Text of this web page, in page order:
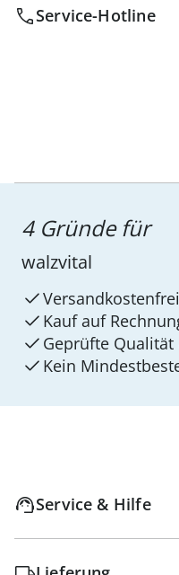
Service-Hotline
4 Gründe für
walzvital
Kauf auf
Geprüfte Qualität
Kein
Service & Hilfe